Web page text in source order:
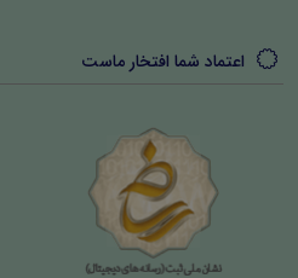
اعتماد شما افتخار ماست